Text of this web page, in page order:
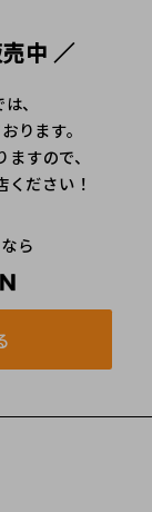
中 ／
、
ります。
すので、
ださい！
ら